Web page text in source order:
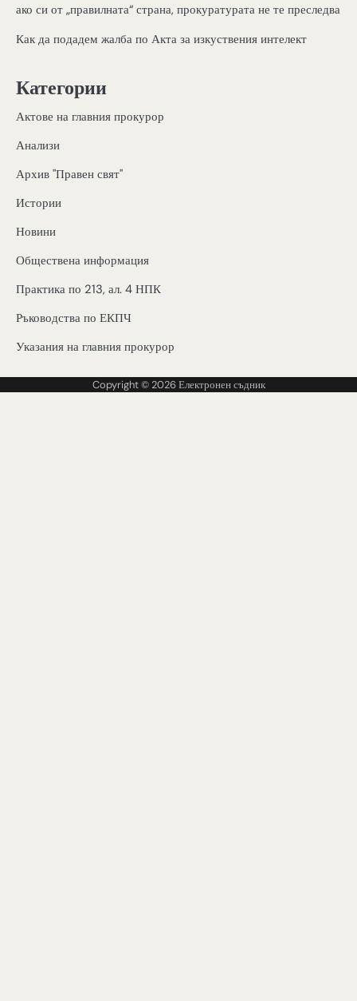
ако си от „правилната“ страна, прокуратурата не те преследва
Как да подадем жалба по Акта за изкуствения интелект
Категории
Актове на главния прокурор
Анализи
Архив "Правен свят"
Истории
Новини
Обществена информация
Практика по 213, ал. 4 НПК
Ръководства по ЕКПЧ
Указания на главния прокурор
Copyright © 2026Електронен съдник